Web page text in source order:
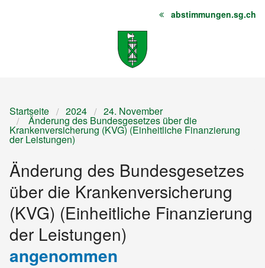
Startseite
Sitemap abstimmungen.sg.ch
Startseite 2024 24. November
Änderung des Bundesgesetzes über die
Krankenversicherung (KVG) (Einheitliche Finanzierung
der Leistungen)
Änderung des Bundesgesetzes
über die Krankenversicherung
(KVG) (Einheitliche Finanzierung
der Leistungen)
angenommen